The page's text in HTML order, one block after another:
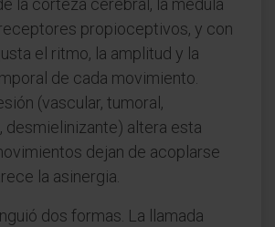
la corteza cerebral, la médula
propioceptivos, y con
el ritmo, la amplitud y la
de cada movimiento.
(vascular, tumoral,
desmielinizante) altera esta
dejan de acoplarse
la asinergia.
dos formas. La llamada